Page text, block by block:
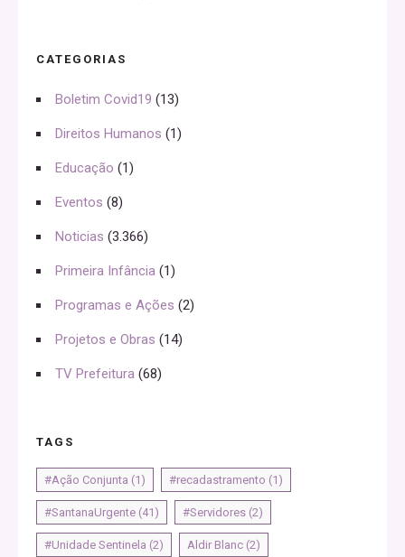
CATEGORIAS
Boletim Covid19 (13)
Direitos Humanos (1)
Educação (1)
Eventos (8)
Noticias (3.366)
Primeira Infância (1)
Programas e Ações (2)
Projetos e Obras (14)
TV Prefeitura (68)
TAGS
#Ação Conjunta (1) #recadastramento (1)
#SantanaUrgente (41) #Servidores (2)
#Unidade Sentinela (2) Aldir Blanc (2)